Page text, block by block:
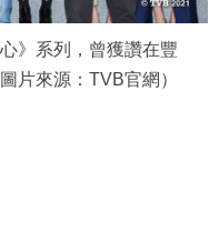
》系列，曾獲讚在豐
片來源：TVB官網）